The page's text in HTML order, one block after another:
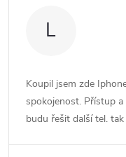
L
Koupil jsem zde
spokojenost. Přístup
budu řešit další tel.